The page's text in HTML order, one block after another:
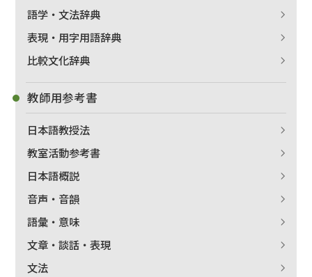
語学・文法辞典
表現・用字用語辞典
比較文化辞典
教師用参考書
日本語教授法
教室活動参考書
日本語概説
音声・音韻
語彙・意味
文章・談話・表現
文法